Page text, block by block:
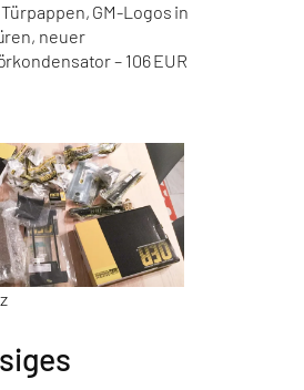
GM-Logos in
neuer
– 106 EUR